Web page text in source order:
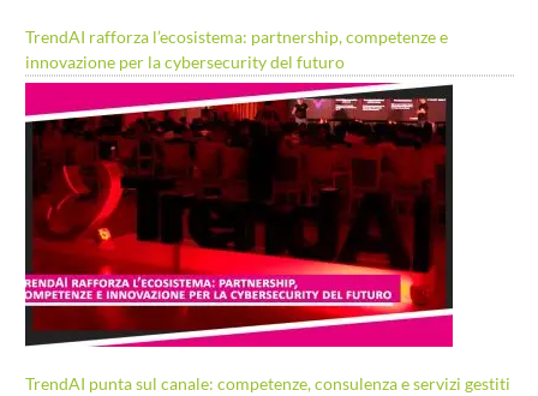
TrendAI rafforza l’ecosistema: partnership, competenze e
innovazione per la cybersecurity del futuro
TrendAI punta sul canale: competenze, consulenza e servizi gestiti